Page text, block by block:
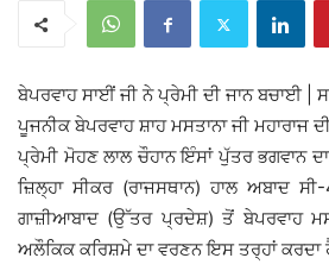
ਬੇਪਰਵਾਹ ਸਾਈਂ ਜੀ ਨੇ ਪ੍ਰੇਮੀ ਦੀ ਜਾਨ ਬਚਾਈ
ਪੂਜਨੀਕ ਬੇਪਰਵਾਹ ਸ਼ਾਹ ਮਸਤਾਨਾ ਜੀ ਮਹਾਰਾਜ
ਪ੍ਰੇਮੀ ਮੋਹਣ ਲਾਲ ਚੌਹਾਨ ਇੰਸਾਂ ਪੁੱਤਰ ਭਗਵਾਨ
ਜ਼ਿਲ੍ਹਾ ਸੀਕਰ (ਰਾਜਸਥਾਨ) ਹਾਲ ਅਬਾਦ
ਗਾਜ਼ੀਆਬਾਦ (ਉੱਤਰ ਪ੍ਰਦੇਸ਼) ਤੋਂ ਬੇਪਰਵਾਹ
ਅਲੌਕਿਕ ਕਰਿਸ਼ਮੇ ਦਾ ਵਰਣਨ ਇਸ ਤਰ੍ਹਾਂ ਕਰਦਾ